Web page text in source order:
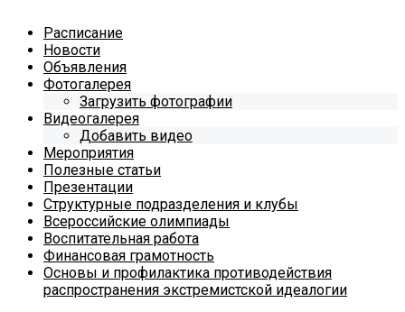
Расписание
Новости
Объявления
Фотогалерея
Загрузить фотографии
Видеогалерея
Добавить видео
Мероприятия
Полезные статьи
Презентации
Структурные подразделения и клубы
Всероссийские олимпиады
Воспитательная работа
Финансовая грамотность
Основы и профилактика противодействия
распространения экстремистской идеалогии